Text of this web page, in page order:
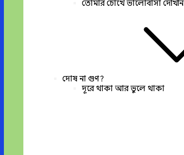
তোমার চোখে ভালোবাসা দেখিনি
দোষ না গুণ?
দূরে থাকা আর ভুলে থাকা